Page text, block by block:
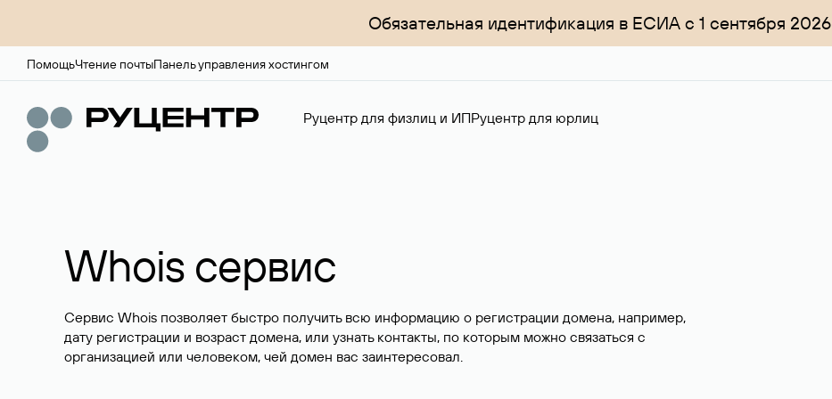
Обязательная идентификация в ЕСИА с 1 сентября 2026
ПомощьЧтение почтыПанель управления хостингом
Руцентр для физлиц и ИПРуцентр для юрлиц
Whois сервис
Сервис Whois позволяет быстро получить всю информацию о регистрации домена, например,
дату регистрации и возраст домена, или узнать контакты, по которым можно связаться с
организацией или человеком, чей домен вас заинтересовал.